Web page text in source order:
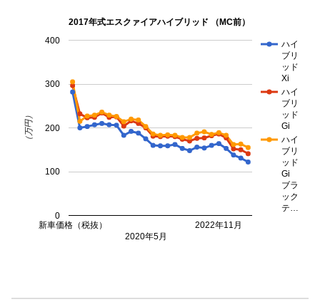
2017年式エスクァイアハイブリッド （MC前）
ハイ
ブリ
ッド
Xi
ハイ
ブリ
ッド
Gi
ハイ
ブリ
ッド
Gi
ブラ
ック
テ…
新車価格（税抜）
2020年5月
2022年11月
0
100
200
300
400
（万円）